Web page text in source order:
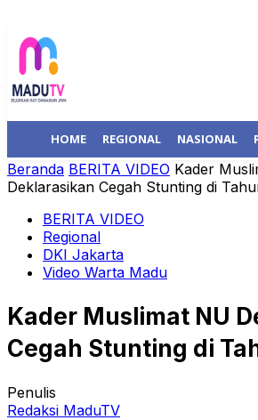
HOME REGIONAL NASIONAL
Beranda BERITA VIDEO Kader
Deklarasikan Cegah Stunting di
BERITA VIDEO
Regional
DKI Jakarta
Video Warta Madu
Kader Muslimat NU
Cegah Stunting di
Penulis
Redaksi MaduTV